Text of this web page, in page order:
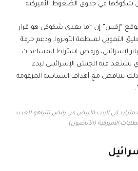
عن شكوكها في جدوى الضغوط الأميركية.
“إكس” إن “ما يغذي شكوكي هو قرار
التمويل لمنظمة الأونروا، ودعم حزمة
14 مليار دولار لإسرائيل، ورفض اشتراط المساعدات
يستعد فيه الجيش الإسرائيلي لبدء
يتناقض مع أهداف السياسة المزعومة
في البيت الأبيض من رفض نتنياهو للعديد
الأميركية (الأناضول)